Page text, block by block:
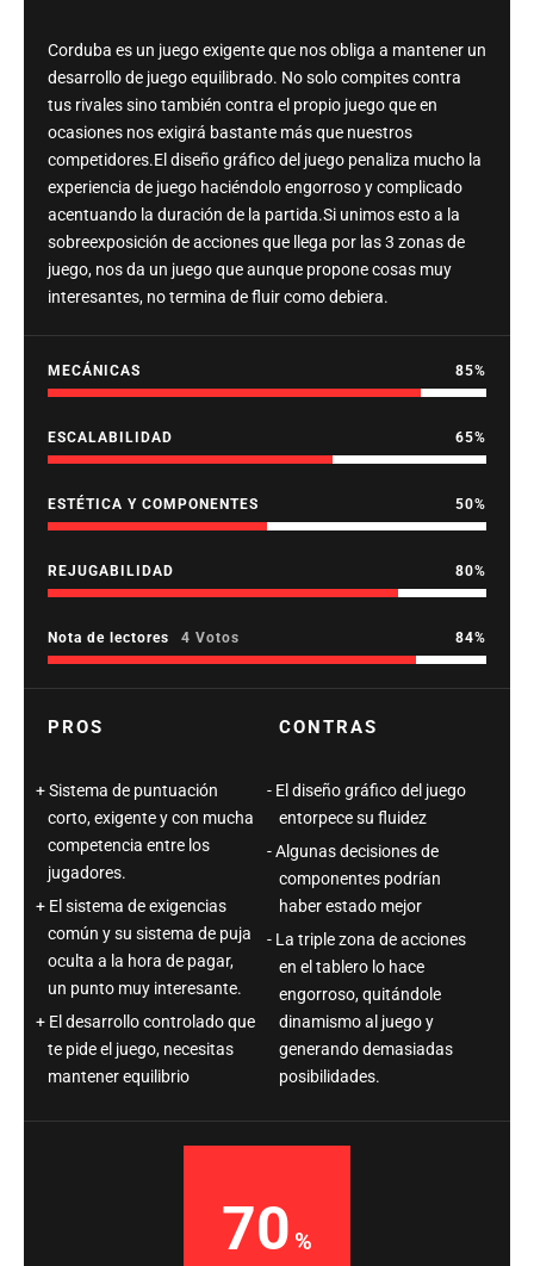
Corduba es un juego exigente que nos obliga a mantener un
desarrollo de juego equilibrado. No solo compites contra
tus rivales sino también contra el propio juego que en
ocasiones nos exigirá bastante más que nuestros
competidores.El diseño gráfico del juego penaliza mucho la
experiencia de juego haciéndolo engorroso y complicado
acentuando la duración de la partida.Si unimos esto a la
sobreexposición de acciones que llega por las 3 zonas de
juego, nos da un juego que aunque propone cosas muy
interesantes, no termina de fluir como debiera.
MECÁNICAS 85
ESCALABILIDAD 65
ESTÉTICA Y COMPONENTES 50
REJUGABILIDAD 80
Nota de lectores 4 Votos 84
PROS
Sistema de puntuación
corto, exigente y con mucha
competencia entre los
jugadores.
El sistema de exigencias
común y su sistema de puja
oculta a la hora de pagar,
un punto muy interesante.
El desarrollo controlado que
te pide el juego, necesitas
mantener equilibrio
CONTRAS
El diseño gráfico del juego
entorpece su fluidez
Algunas decisiones de
componentes podrían
haber estado mejor
La triple zona de acciones
en el tablero lo hace
engorroso, quitándole
dinamismo al juego y
generando demasiadas
posibilidades.
70